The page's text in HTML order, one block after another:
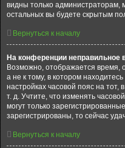
видны только администраторам,
остальных вы будете скрытым
Вернуться к началу
На конференции неправильное
Возможно, отображается время,
а не к тому, в котором
настройках часовой пояс на тот,
т. д. Учтите, что изменять
могут только
зарегистрированы, то сейчас
Вернуться к началу